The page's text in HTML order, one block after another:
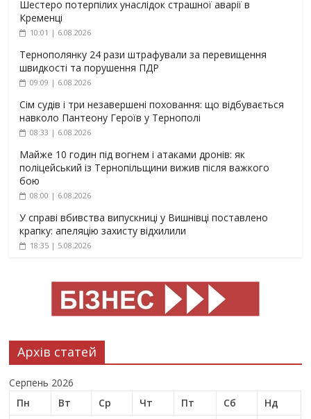
Шестеро потерпілих унаслідок страшної аварії в
Кременці
10:01 | 6.08.2026
Тернополянку 24 рази штрафували за перевищення
швидкості та порушення ПДР
09:09 | 6.08.2026
Сім судів і три незавершені поховання: що відбувається
навколо Пантеону Героїв у Тернополі
08:33 | 6.08.2026
Майже 10 годин під вогнем і атаками дронів: як
поліцейський із Тернопільщини вижив після важкого
бою
08:00 | 6.08.2026
У справі вбивства випускниці у Вишнівці поставлено
крапку: апеляцію захисту відхилили
18:35 | 5.08.2026
Архів статей
Серпень 2026
Пн
Вт Ср Чт Пт Сб
Нд